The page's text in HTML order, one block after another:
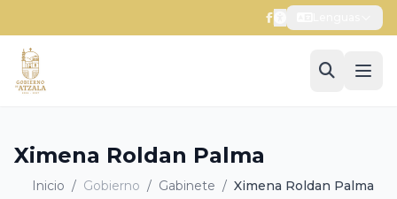
Ximena Roldan Palma
Inicio / Gobierno / Gabinete / Ximena Roldan Palma